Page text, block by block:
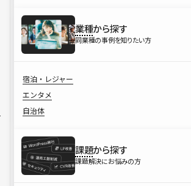
業種から探す
同業種の事例を知りたい方
宿泊・レジャー
エンタメ
自治体
課題から探す
課題解決にお悩みの方